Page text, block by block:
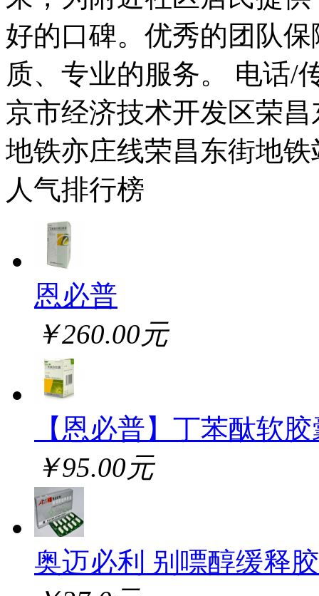
好的口碑。优秀的团队
质、专业的服务。 电话/
京市经济技术开发区荣
地铁亦庄线荣昌东街地
人气排行榜
恩必普
￥260.00元
【恩必普】丁苯酞软
￥95.00元
奥迈必利 别嘌醇缓释